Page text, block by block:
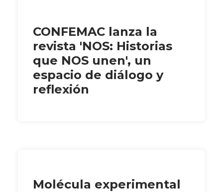
CONFEMAC lanza la
revista 'NOS: Historias
que NOS unen', un
espacio de diálogo y
reflexión
Molécula experimental